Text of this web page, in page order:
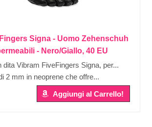
Signa - Uomo Zehenschuh
- Nero/Giallo, 40 EU
dita Vibram FiveFingers Signa, per...
2 mm in neoprene che offre...
Aggiungi al Carrello!